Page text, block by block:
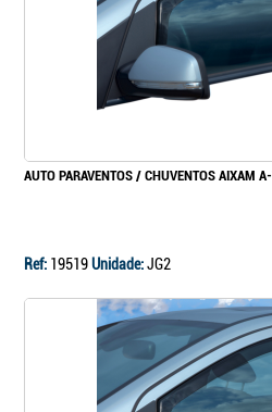
AUTO PARAVENTOS / CHUVENTOS AIXAM
Ref: 19519Unidade:JG2